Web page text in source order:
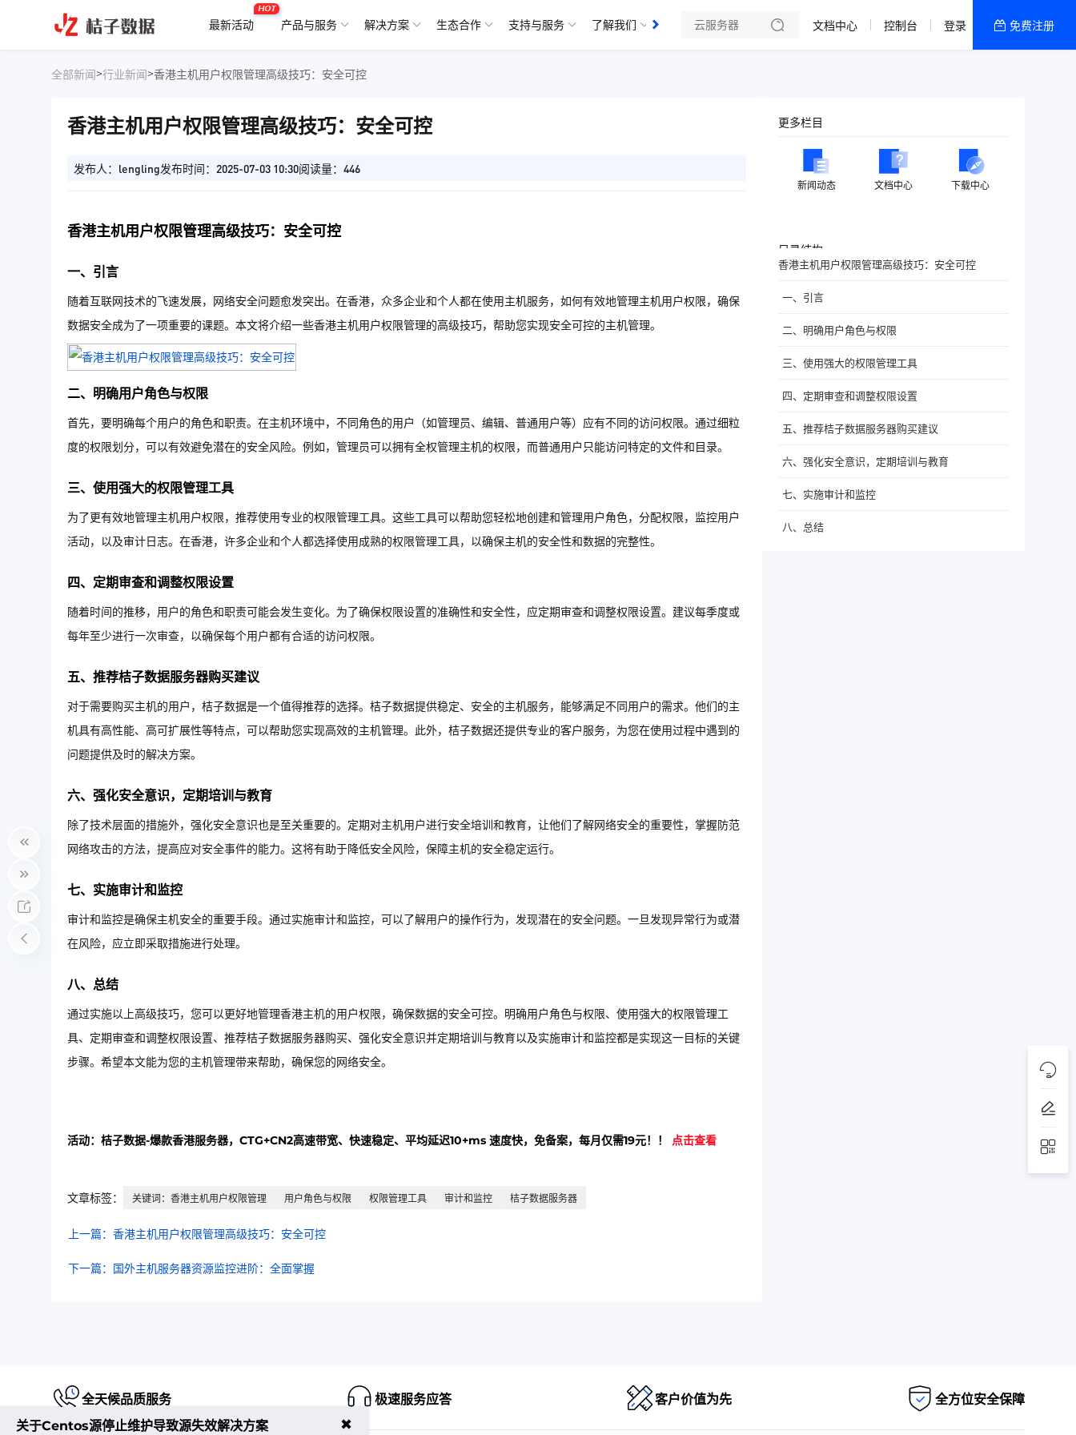
最新活动
HOT
产品与服务 解决方案 生态合作 支持与服务 了解我们
知识库
香港精品CN2云
文档中心 控制台 登录 免费注册
全部新闻>行业新闻>香港主机用户权限管理高级技巧：安全可控​
香港主机用户权限管理高级技巧：安全可控​
发布人：lengling发布时间：2025-07-03 10:30阅读量：446
香港主机用户权限管理高级技巧：安全可控
一、引言
随着互联网技术的飞速发展，网络安全问题愈发突出。在香港，众多企业和个人都在使用主机服务，如何有效地管理主机用户权限，确保
数据安全成为了一项重要的课题。本文将介绍一些香港主机用户权限管理的高级技巧，帮助您实现安全可控的主机管理。
二、明确用户角色与权限
首先，要明确每个用户的角色和职责。在主机环境中，不同角色的用户（如管理员、编辑、普通用户等）应有不同的访问权限。通过细粒
度的权限划分，可以有效避免潜在的安全风险。例如，管理员可以拥有全权管理主机的权限，而普通用户只能访问特定的文件和目录。
三、使用强大的权限管理工具
为了更有效地管理主机用户权限，推荐使用专业的权限管理工具。这些工具可以帮助您轻松地创建和管理用户角色，分配权限，监控用户
活动，以及审计日志。在香港，许多企业和个人都选择使用成熟的权限管理工具，以确保主机的安全性和数据的完整性。
四、定期审查和调整权限设置
随着时间的推移，用户的角色和职责可能会发生变化。为了确保权限设置的准确性和安全性，应定期审查和调整权限设置。建议每季度或
每年至少进行一次审查，以确保每个用户都有合适的访问权限。
五、推荐桔子数据服务器购买建议
对于需要购买主机的用户，桔子数据是一个值得推荐的选择。桔子数据提供稳定、安全的主机服务，能够满足不同用户的需求。他们的主
机具有高性能、高可扩展性等特点，可以帮助您实现高效的主机管理。此外，桔子数据还提供专业的客户服务，为您在使用过程中遇到的
问题提供及时的解决方案。
六、强化安全意识，定期培训与教育
除了技术层面的措施外，强化安全意识也是至关重要的。定期对主机用户进行安全培训和教育，让他们了解网络安全的重要性，掌握防范
网络攻击的方法，提高应对安全事件的能力。这将有助于降低安全风险，保障主机的安全稳定运行。
七、实施审计和监控
审计和监控是确保主机安全的重要手段。通过实施审计和监控，可以了解用户的操作行为，发现潜在的安全问题。一旦发现异常行为或潜
在风险，应立即采取措施进行处理。
八、总结
通过实施以上高级技巧，您可以更好地管理香港主机的用户权限，确保数据的安全可控。明确用户角色与权限、使用强大的权限管理工
具、定期审查和调整权限设置、推荐桔子数据服务器购买、强化安全意识并定期培训与教育以及实施审计和监控都是实现这一目标的关键
步骤。希望本文能为您的主机管理带来帮助，确保您的网络安全。
活动：桔子数据-爆款香港服务器，CTG+CN2高速带宽、快速稳定、平均延迟10+ms 速度快，免备案，每月仅需19元！！ 点击查看
文章标签： 关键词：香港主机用户权限管理 用户角色与权限 权限管理工具 审计和监控 桔子数据服务器
上一篇：香港主机用户权限管理高级技巧：安全可控​
下一篇：国外主机服务器资源监控进阶：全面掌握​
更多栏目
新闻动态 文档中心 下载中心
目录结构
香港主机用户权限管理高级技巧：安全可控
一、引言
二、明确用户角色与权限
三、使用强大的权限管理工具
四、定期审查和调整权限设置
五、推荐桔子数据服务器购买建议
六、强化安全意识，定期培训与教育
七、实施审计和监控
八、总结
全天候品质服务 极速服务应答 客户价值为先
全方位安全保障
关于Centos源停止维护导致源失效解决方案
✖